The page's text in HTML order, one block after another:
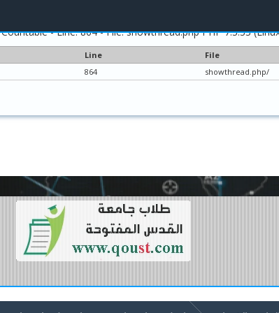
- Line: 864 - File: showthread.php PHP 7.3.33
File
Line
/showthread.php
864